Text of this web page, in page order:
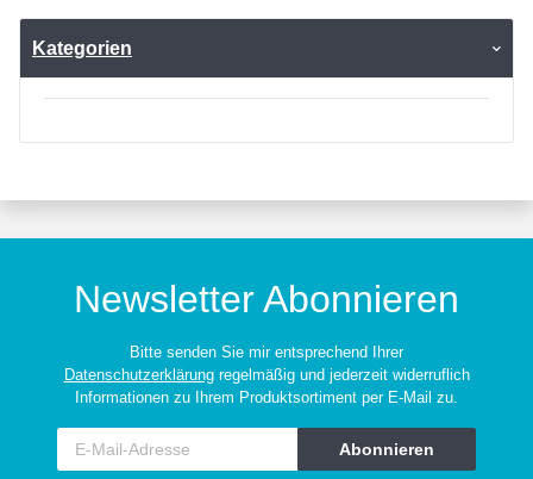
Kategorien
Newsletter Abonnieren
Bitte senden Sie mir entsprechend Ihrer
Datenschutzerklärungregelmäßig und jederzeit widerruflich
Informationen zu Ihrem Produktsortiment per E-Mail zu.
Abonnieren